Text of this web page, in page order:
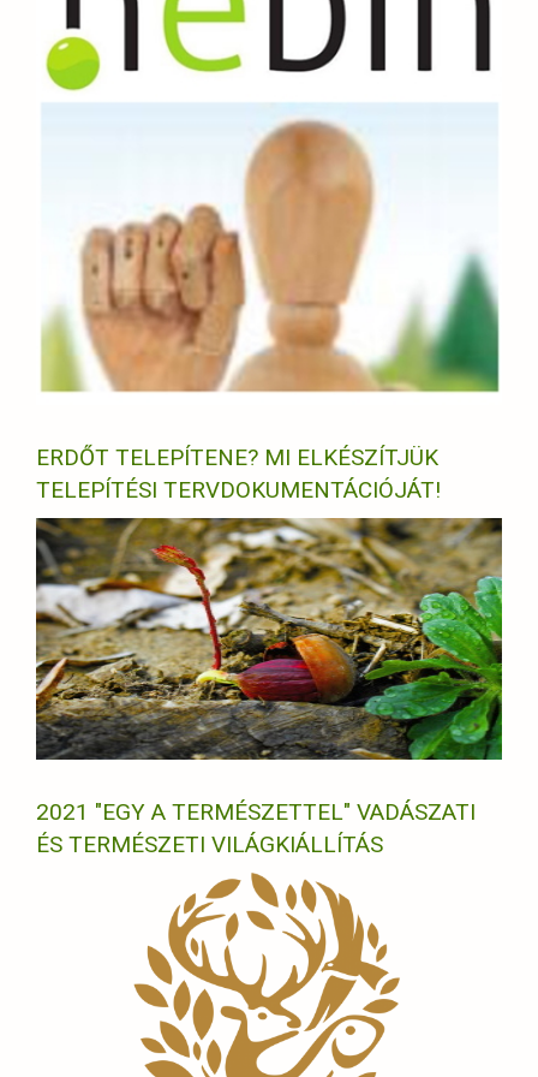
ERDŐT TELEPÍTENE? MI ELKÉSZÍTJÜK
TELEPÍTÉSI TERVDOKUMENTÁCIÓJÁT!
2021 "EGY A TERMÉSZETTEL" VADÁSZATI
ÉS TERMÉSZETI VILÁGKIÁLLÍTÁS